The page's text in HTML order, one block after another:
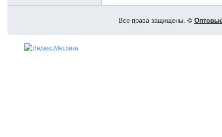
Все права защищены. ©